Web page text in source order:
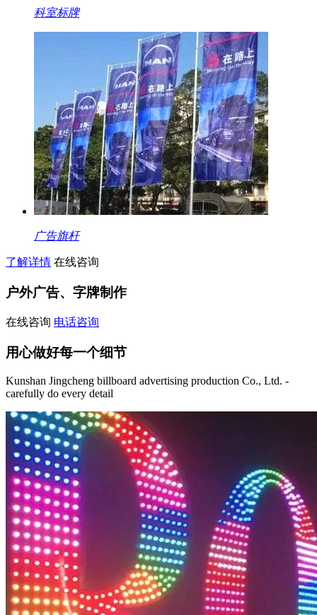
科室标牌
广告旗杆
了解详情 在线咨询
户外广告、字牌制作
在线咨询 电话咨询
用心做好每一个细节
Kunshan Jingcheng billboard advertising production Co., Ltd. -
carefully do every detail